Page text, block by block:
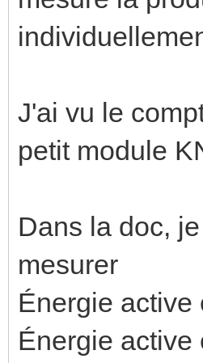
J'ai vu le
petit module
Dans la doc,
mesurer
Énergie active
Énergie active